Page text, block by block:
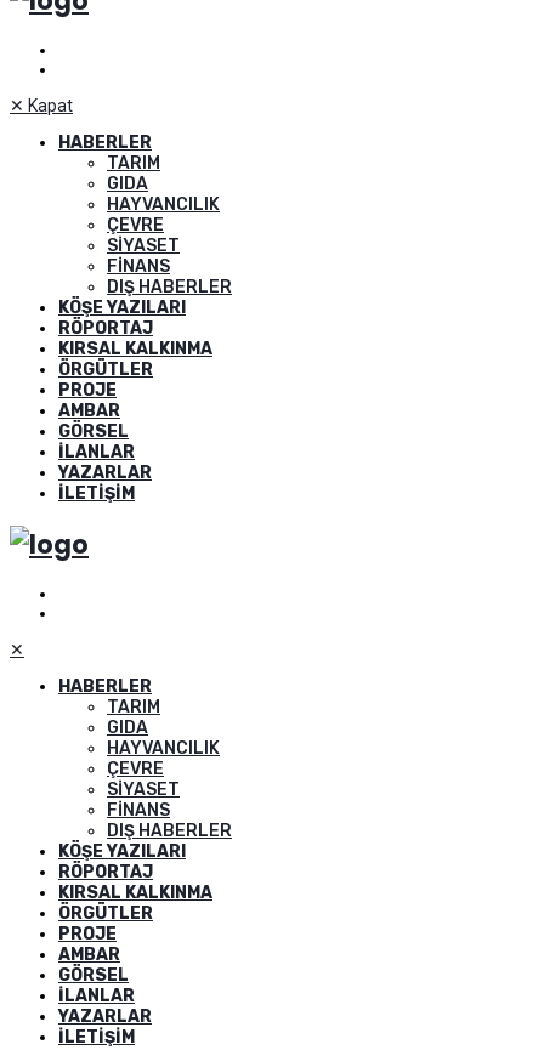
✕ Kapat
HABERLER
TARIM
GIDA
HAYVANCILIK
ÇEVRE
SIYASET
FINANS
DIŞ HABERLER
KÖŞE YAZILARI
RÖPORTAJ
KIRSAL KALKINMA
ÖRGÜTLER
PROJE
AMBAR
GÖRSEL
İLANLAR
YAZARLAR
İLETIŞIM
✕
HABERLER
TARIM
GIDA
HAYVANCILIK
ÇEVRE
SIYASET
FINANS
DIŞ HABERLER
KÖŞE YAZILARI
RÖPORTAJ
KIRSAL KALKINMA
ÖRGÜTLER
PROJE
AMBAR
GÖRSEL
İLANLAR
YAZARLAR
İLETIŞIM